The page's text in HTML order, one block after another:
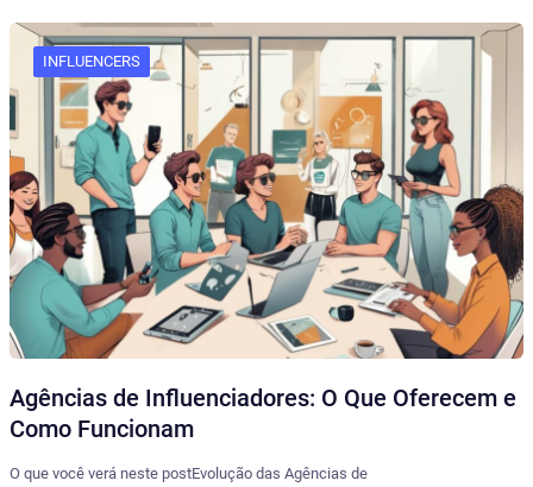
INFLUENCERS
Agências de Influenciadores: O Que Oferecem e
Como Funcionam
O que você verá neste postEvolução das Agências de